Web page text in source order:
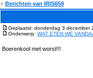
» Berichten van IRIS659
Geplaatst: donderdag 3 december
Onderwerp: WAT ETEN WE
Boerenkool met worst!!!